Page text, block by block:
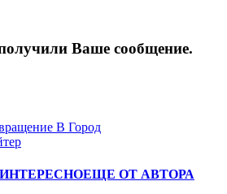
Ваше сообщение.
В Город
ЕЩЕ ОТ АВТОРА